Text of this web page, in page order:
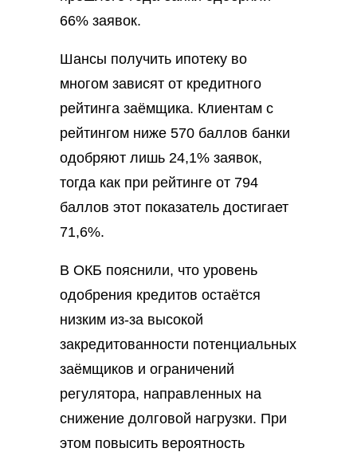
66% заявок.
Шансы получить ипотеку во
многом зависят от кредитного
рейтинга заёмщика. Клиентам с
рейтингом ниже 570 баллов банки
одобряют лишь 24,1% заявок,
тогда как при рейтинге от 794
баллов этот показатель достигает
71,6%.
В ОКБ пояснили, что уровень
одобрения кредитов остаётся
низким из-за высокой
закредитованности потенциальных
заёмщиков и ограничений
регулятора, направленных на
снижение долговой нагрузки. При
этом повысить вероятность